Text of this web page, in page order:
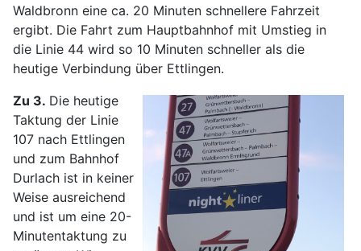
Waldbronn eine ca. 20 Minuten schnellere Fahrzeit
ergibt. Die Fahrt zum Hauptbahnhof mit Umstieg in
die Linie 44 wird so 10 Minuten schneller als die
heutige Verbindung über Ettlingen.
Zu 3. Die heutige
Taktung der Linie
107 nach Ettlingen
und zum Bahnhof
Durlach ist in keiner
Weise ausreichend
und ist um eine 20-
Minutentaktung zu